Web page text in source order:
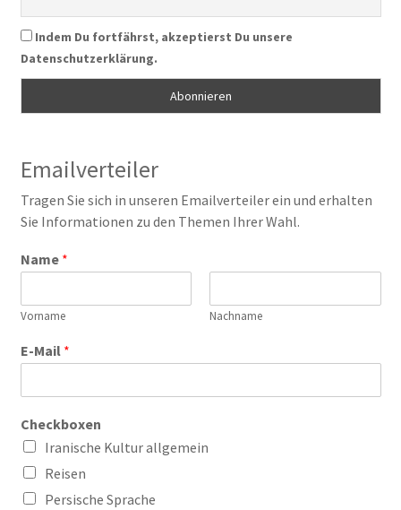
Indem Du fortfährst, akzeptierst Du unsere
Datenschutzerklärung.
Emailverteiler
Tragen Sie sich in unseren Emailverteiler ein und erhalten
Sie Informationen zu den Themen Ihrer Wahl.
Name *
Vorname Nachname
E-Mail *
Checkboxen
Iranische Kultur allgemein
Reisen
Persische Sprache